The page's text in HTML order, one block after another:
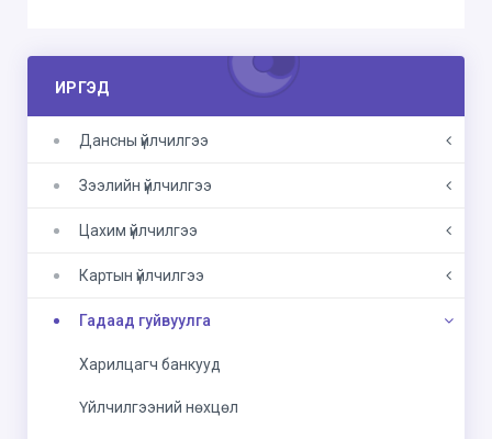
ИРГЭД
Дансны үйлчилгээ
Зээлийн үйлчилгээ
Цахим үйлчилгээ
Картын үйлчилгээ
Гадаад гуйвуулга
Харилцагч банкууд
Үйлчилгээний нөхцөл